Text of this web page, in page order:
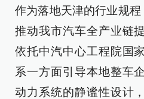
作为落地天津的行业规
推动我市汽车全产业链
依托中汽中心工程院国
系一方面引导本地整车
动力系统的静谧性设计